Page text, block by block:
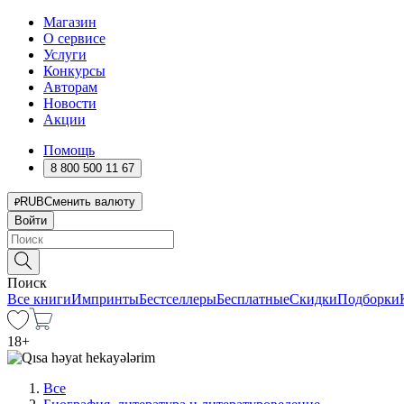
Магазин
О сервисе
Услуги
Конкурсы
Авторам
Новости
Акции
Помощь
8 800 500 11 67
RUBСменить валюту
Войти
Поиск
Все книгиИмпринтыБестселлерыБесплатныеСкидкиПодборки
18+
Все